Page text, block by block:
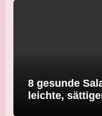
8 gesunde
leichte,